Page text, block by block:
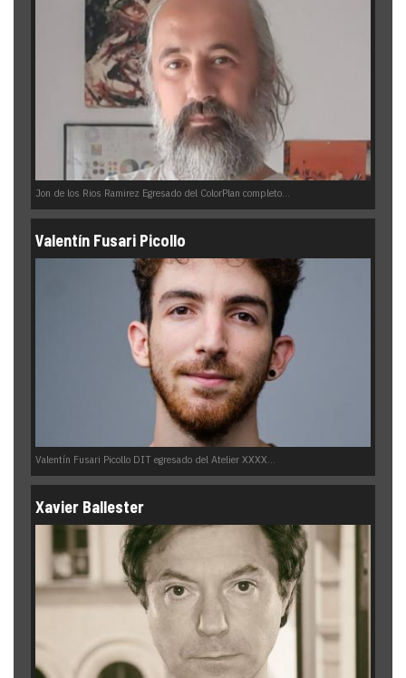
Jon de los Rios Ramirez Egresado del ColorPlan completo...
Valentín Fusari Picollo
Valentín Fusari Picollo DIT egresado del Atelier XXXX...
Xavier Ballester